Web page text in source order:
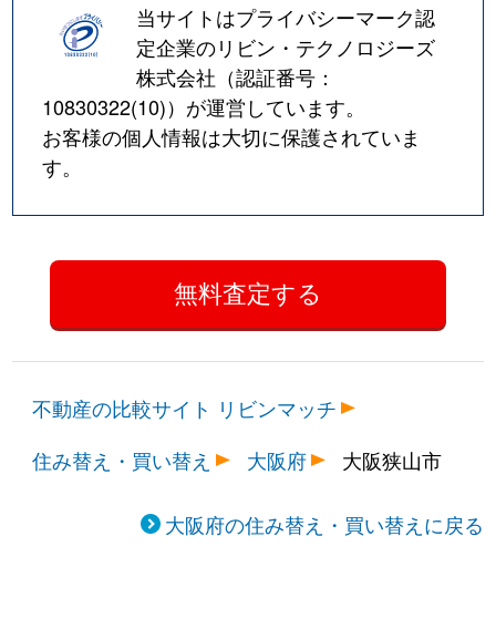
当サイトはプライバシーマーク認
定企業のリビン・テクノロジーズ
株式会社（認証番号：
10830322(10)）が運営しています。
お客様の個人情報は大切に保護されていま
す。
不動産の比較サイト リビンマッチ
住み替え・買い替え
大阪府 大阪狭山市
大阪府の住み替え・買い替えに戻る